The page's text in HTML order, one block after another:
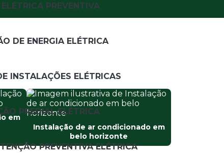
PREVENTIVA
DE ENERGIA ELÉTRICA
INSTALAÇÕES ELÉTRICAS
PREDIAL ELÉTRICA
PREVENTIVA ELÉTRICA
Instalação quadro de distribuição
Instalação de telefonia
Instalação de tomadas
Instalação trifásica residencial
Instalações elétricas prediais
em
Instalação de ar condicionado em
belo horizonte